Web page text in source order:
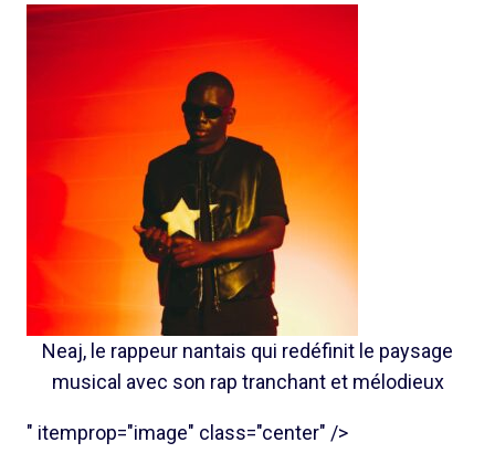
Neaj, le rappeur nantais qui redéfinit le paysage
musical avec son rap tranchant et mélodieux
" itemprop="image" class="center" />